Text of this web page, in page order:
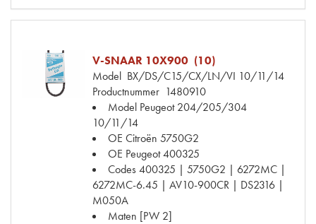
V-SNAAR 10X900 (10)
Model BX/DS/C15/CX/LN/VI 10/11/14
Productnummer 1480910
Model Peugeot 204/205/304
10/11/14
OE Citroën 5750G2
OE Peugeot400325
Codes400325 | 5750G2 | 6272MC |
6272MC-6.45 | AV10-900CR | DS2316 |
M050A
Maten [PW 2]